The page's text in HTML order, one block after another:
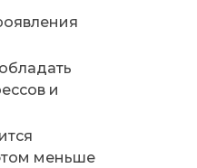
и
меньше